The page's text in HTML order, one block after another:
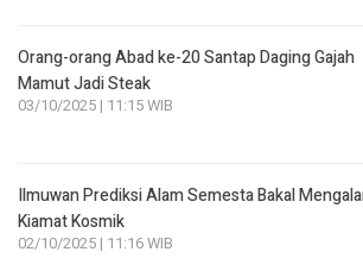
Orang-orang Abad ke-20 Santap Daging Gajah
Mamut Jadi Steak
03/10/2025 | 11:15 WIB
Ilmuwan Prediksi Alam Semesta Bakal
Kiamat Kosmik
02/10/2025 | 11:16 WIB